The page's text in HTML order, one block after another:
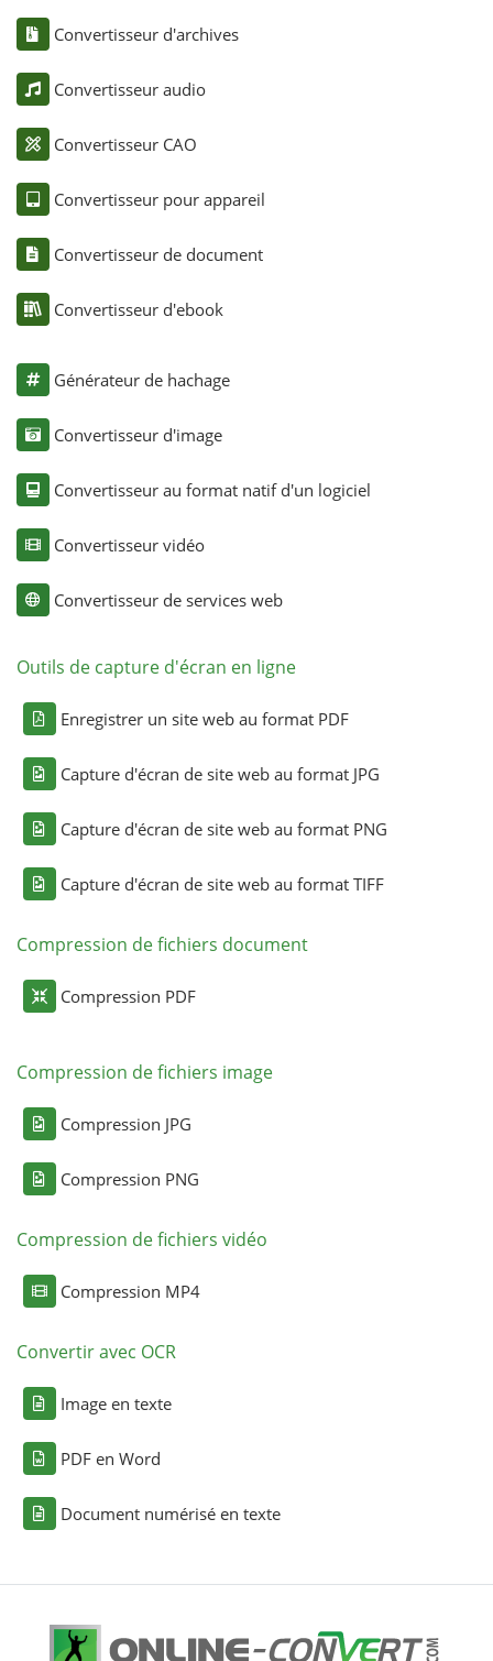
Convertisseur d'archives
Convertisseur audio
Convertisseur CAO
Convertisseur pour appareil
Convertisseur de document
Convertisseur d'ebook
Générateur de hachage
Convertisseur d'image
Convertisseur au format natif d'un logiciel
Convertisseur vidéo
Convertisseur de services web
Outils de capture d'écran en ligne
Enregistrer un site web au format PDF
Capture d'écran de site web au format JPG
Capture d'écran de site web au format PNG
Capture d'écran de site web au format TIFF
Compression de fichiers document
Compression PDF
Compression de fichiers image
Compression JPG
Compression PNG
Compression de fichiers vidéo
Compression MP4
Convertir avec OCR
Image en texte
PDF en Word
Document numérisé en texte